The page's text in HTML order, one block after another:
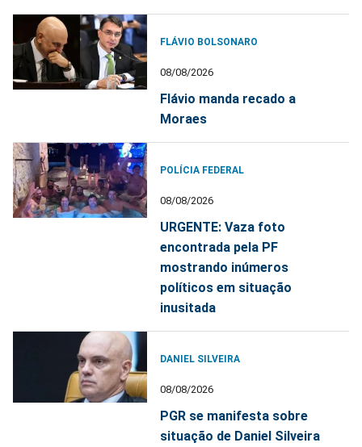
FLÁVIO BOLSONARO
08/08/2026
Flávio manda recado a
Moraes
POLÍCIA FEDERAL
08/08/2026
URGENTE: Vaza foto
encontrada pela PF
mostrando inúmeros
políticos em situação
inusitada
DANIEL SILVEIRA
08/08/2026
PGR se manifesta sobre
situação de Daniel Silveira